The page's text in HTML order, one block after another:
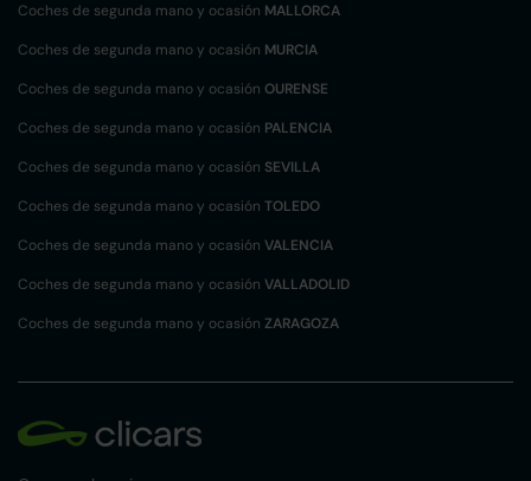
Coches de segunda mano y ocasión MALLORCA
Coches de segunda mano y ocasión MURCIA
Coches de segunda mano y ocasión OURENSE
Coches de segunda mano y ocasión PALENCIA
Coches de segunda mano y ocasión SEVILLA
Coches de segunda mano y ocasión TOLEDO
Coches de segunda mano y ocasión VALENCIA
Coches de segunda mano y ocasión VALLADOLID
Coches de segunda mano y ocasión ZARAGOZA